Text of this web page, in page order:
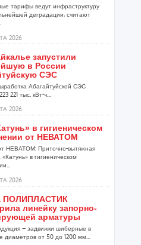
тарифы ведут инфраструктуру
деградации, считают
2026
запустили
в России
СЭС
Абагайтуйской СЭС
221 тыс. кВт-ч...
2026
в гигиеническом
от НЕВАТОМ
НЕВАТОМ: Приточно-вытяжная
«Катунь» в гигиеническом
2026
ПОЛИПЛАСТИК
линейку запорно-
арматуры
– задвижки шиберные в
диаметров от 50 до 1200 мм...